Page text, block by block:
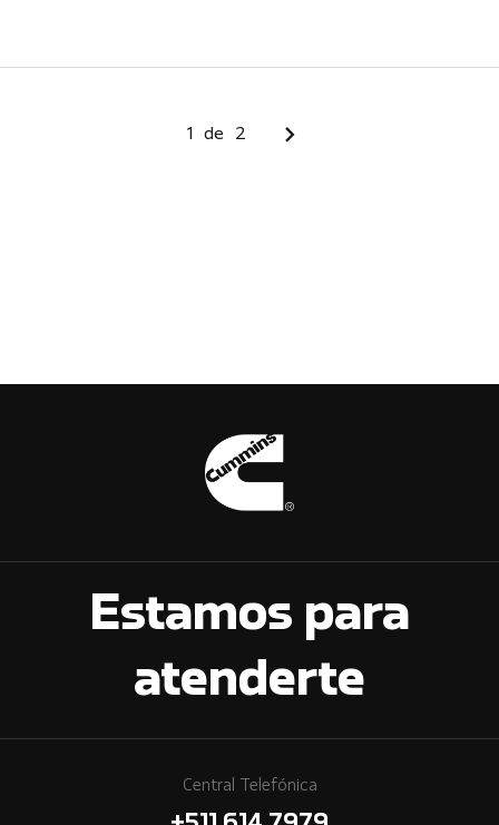
1 de 2
Estamos para
atenderte
Central Telefónica